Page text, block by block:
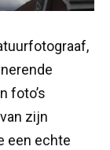
foto’s
zijn
een echte